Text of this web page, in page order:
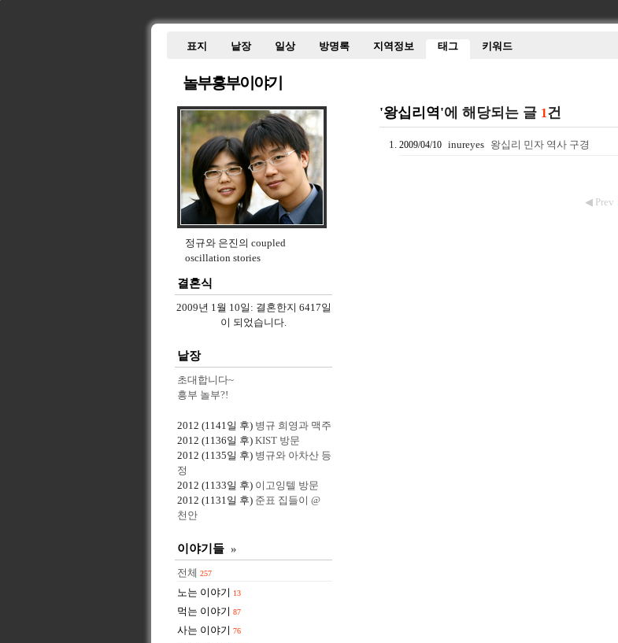
놀부흥부이야기
표지 낱장 일상 방명록 지역정보 태그 키워드
'왕십리역'에 해당되는 글 1건
2009/04/10 inureyes 왕십리 민자 역사 구경
◀ Prev
정규와 은진의 coupled
oscillation stories
결혼식
2009년 1월 10일: 결혼한지 6417일
이 되었습니다.
낱장
초대합니다~
흥부 놀부?!
2012 (1141일 후) 병규 희영과 맥주
2012 (1136일 후) KIST 방문
2012 (1135일 후) 병규와 아차산 등
정
2012 (1133일 후) 이고잉텔 방문
2012 (1131일 후) 준표 집들이 @
천안
이야기들 »
전체 257
노는 이야기 13
먹는 이야기 87
사는 이야기 76